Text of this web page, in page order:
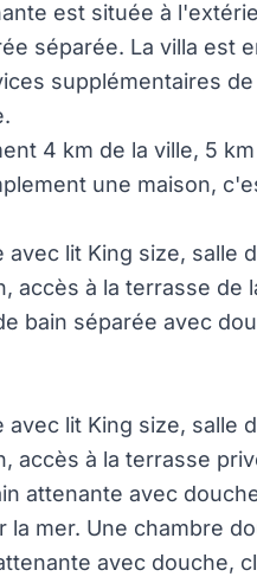
est située à
séparée. La villa est
supplémentaires
4 km de la ville, 5
une maison,
avec lit King size, salle
accès à la terrasse de
bain séparée avec
avec lit King size, salle
accès à la terrasse
attenante avec
la mer. Une chambre
avec douche,